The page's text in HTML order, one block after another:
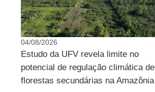
04/08/2026
Estudo da UFV revela limite no
potencial de regulação climática de
florestas secundárias na Amazônia